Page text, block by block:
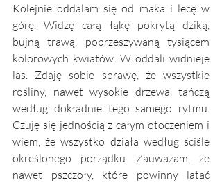
Kolejnie oddalam się od maka i lecę w
górę. Widzę całą łąkę pokrytą dziką,
bujną trawą, poprzeszywaną tysiącem
kolorowych kwiatów. W oddali widnieje
las. Zdaję sobie sprawę, że wszystkie
rośliny, nawet wysokie drzewa, tańczą
według dokładnie tego samego rytmu.
Czuję się jednością z całym otoczeniem i
wiem, że wszystko działa według ściśle
określonego porządku. Zauważam, że
nawet pszczoły, które powinny latać